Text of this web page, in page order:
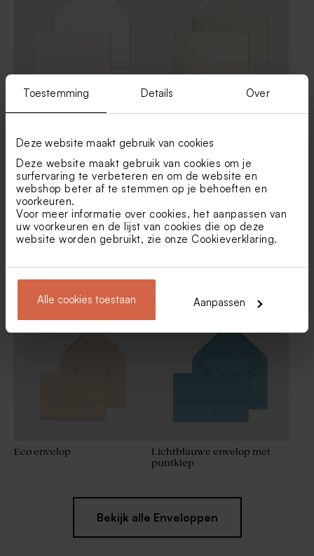
Toestemming Details Over
Deze website maakt gebruik van cookies
Deze website maakt gebruik van cookies om je
surfervaring te verbeteren en om de website en
webshop beter af te stemmen op je behoeften en
voorkeuren.
Voor meer informatie over cookies, het aanpassen van
uw voorkeuren en de lijst van cookies die op deze
website worden gebruikt, zie onze Cookieverklaring.
Alle cookies toestaan Aanpassen
Bruine eco enveloppe
Nieuw
Crèmekleurige enveloppe
Eco envelop
Lichtblauwe envelop met
puntklep
Bekijk alle Enveloppen